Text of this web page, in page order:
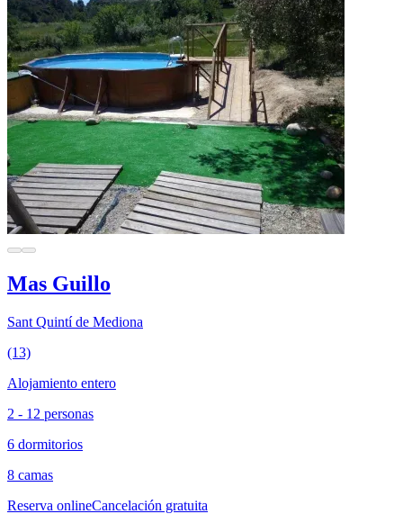
Mas Guillo
Sant Quintí de Mediona
(13)
Alojamiento entero
2 - 12 personas
6 dormitorios
8 camas
Reserva onlineCancelación gratuita